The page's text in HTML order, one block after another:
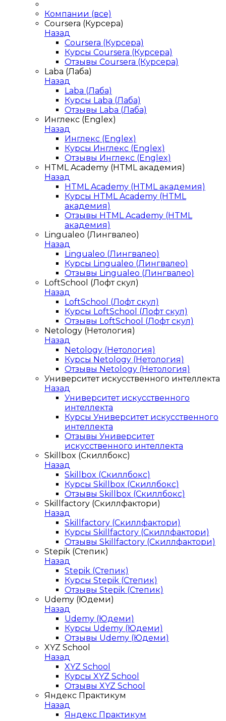
Компании (все)
Coursera (Курсера)
Назад
Coursera (Курсера)
Курсы Coursera (Курсера)
Отзывы Coursera (Курсера)
Laba (Лаба)
Назад
Laba (Лаба)
Курсы Laba (Лаба)
Отзывы Laba (Лаба)
Инглекс (Englex)
Назад
Инглекс (Englex)
Курсы Инглекс (Englex)
Отзывы Инглекс (Englex)
HTML Academy (HTML академия)
Назад
HTML Academy (HTML академия)
Курсы HTML Academy (HTML
академия)
Отзывы HTML Academy (HTML
академия)
Lingualeo (Лингвалео)
Назад
Lingualeo (Лингвалео)
Курсы Lingualeo (Лингвалео)
Отзывы Lingualeo (Лингвалео)
LoftSchool (Лофт скул)
Назад
LoftSchool (Лофт скул)
Курсы LoftSchool (Лофт скул)
Отзывы LoftSchool (Лофт скул)
Netology (Нетология)
Назад
Netology (Нетология)
Курсы Netology (Нетология)
Отзывы Netology (Нетология)
Университет искусственного интеллекта
Назад
Университет искусственного
интеллекта
Курсы Университет искусственного
интеллекта
Отзывы Университет
искусственного интеллекта
Skillbox (Скиллбокс)
Назад
Skillbox (Скиллбокс)
Курсы Skillbox (Скиллбокс)
Отзывы Skillbox (Скиллбокс)
Skillfactory (Скиллфактори)
Назад
Skillfactory (Скиллфактори)
Курсы Skillfactory (Скиллфактори)
Отзывы Skillfactory (Скиллфактори)
Stepik (Степик)
Назад
Stepik (Степик)
Курсы Stepik (Степик)
Отзывы Stepik (Степик)
Udemy (Юдеми)
Назад
Udemy (Юдеми)
Курсы Udemy (Юдеми)
Отзывы Udemy (Юдеми)
XYZ School
Назад
XYZ School
Курсы XYZ School
Отзывы XYZ School
Яндекс Практикум
Назад
Яндекс Практикум